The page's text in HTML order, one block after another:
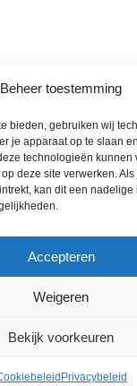
Beheer toestemming
bieden, gebruiken wij
je apparaat op te slaan
technologieën
deze site verwerken.
kan dit een
Accepteren
Weigeren
Bekijk voorkeuren
Privacybeleid
© 2026 Kleurrijke